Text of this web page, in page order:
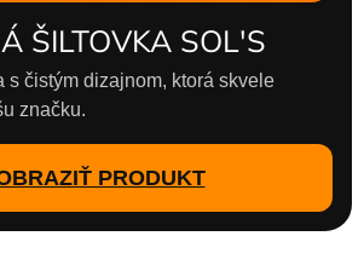
ŠILTOVKA SOL'S
s čistým dizajnom, ktorá skvele
značku.
PRODUKT